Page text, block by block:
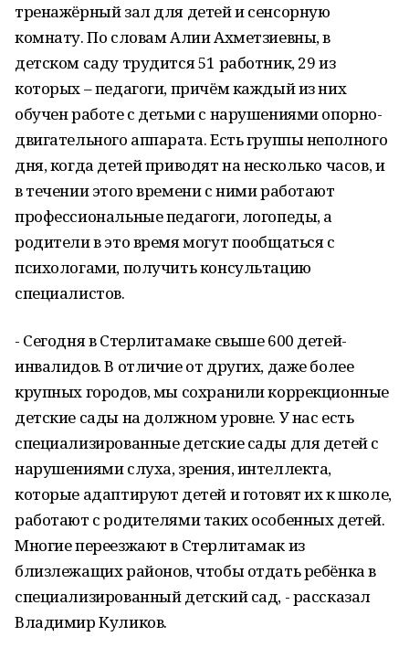
тренажёрный зал для детей и сенсорную
комнату. По словам Алии Ахметзиевны, в
детском саду трудится 51 работник, 29 из
которых – педагоги, причём каждый из них
обучен работе с детьми с нарушениями опорно-
двигательного аппарата. Есть группы неполного
дня, когда детей приводят на несколько часов, и
в течении этого времени с ними работают
профессиональные педагоги, логопеды, а
родители в это время могут пообщаться с
психологами, получить консультацию
специалистов.
- Сегодня в Стерлитамаке свыше 600 детей-
инвалидов. В отличие от других, даже более
крупных городов, мы сохранили коррекционные
детские сады на должном уровне. У нас есть
специализированные детские сады для детей с
нарушениями слуха, зрения, интеллекта,
которые адаптируют детей и готовят их к школе,
работают с родителями таких особенных детей.
Многие переезжают в Стерлитамак из
близлежащих районов, чтобы отдать ребёнка в
специализированный детский сад, - рассказал
Владимир Куликов.